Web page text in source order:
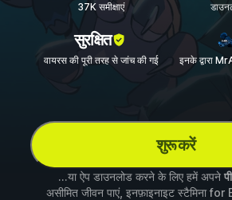
37K समीक्षाएं
सुरक्षित
वायरस की पूरी तरह से जांच की गई इनके द्वारा
शुरू करें
...या ऐप डाउनलोड करने के लिए हमें अपने
असीमित जीवन पाएं, इनफ़ाइनाइट स्टैमिना for